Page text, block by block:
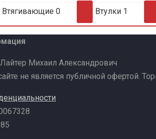
Втягивающие 0 Втулки 1
Михаил Александрович
не является публичной офертой.